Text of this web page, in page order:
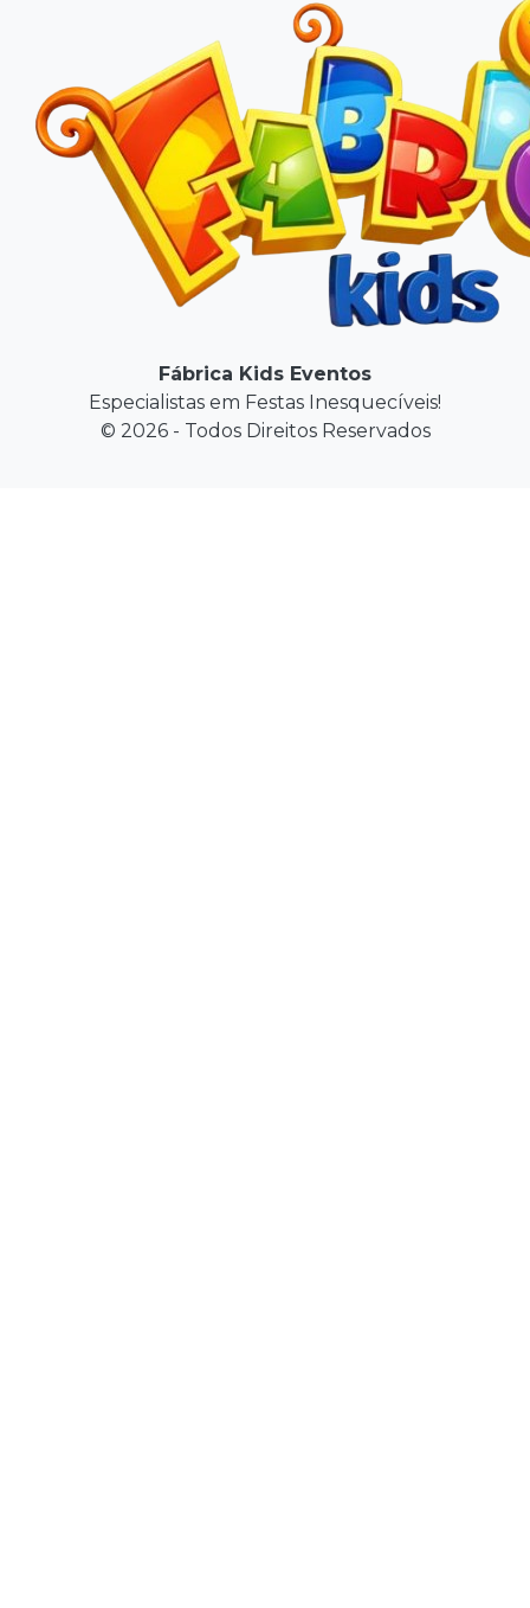
Fábrica Kids Eventos
Especialistas em Festas Inesquecíveis!
© 2026 - Todos Direitos Reservados